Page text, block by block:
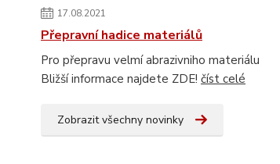
17.08.2021
Přepravní hadice materiálů
Pro přepravu velmí abrazivniho materiálu
Bližší informace najdete ZDE! číst celé
Zobrazit všechny novinky